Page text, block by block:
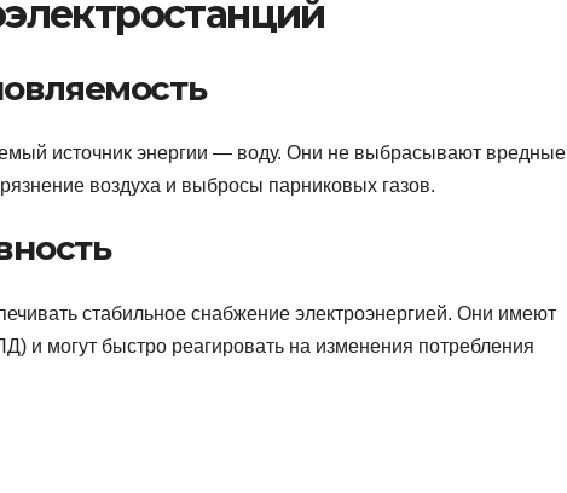
источник энергии — воду. Они не выбрасывают вредные
воздуха и выбросы парниковых газов.
стабильное снабжение электроэнергией. Они имеют
и могут быстро реагировать на изменения потребления